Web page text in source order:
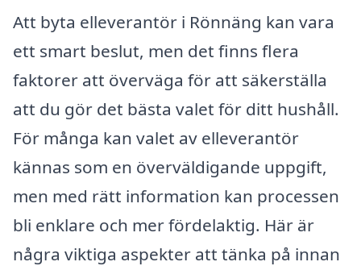
Att byta elleverantör i Rönnäng kan vara
ett smart beslut, men det finns flera
faktorer att överväga för att säkerställa
att du gör det bästa valet för ditt hushåll.
För många kan valet av elleverantör
kännas som en överväldigande uppgift,
men med rätt information kan processen
bli enklare och mer fördelaktig. Här är
några viktiga aspekter att tänka på innan